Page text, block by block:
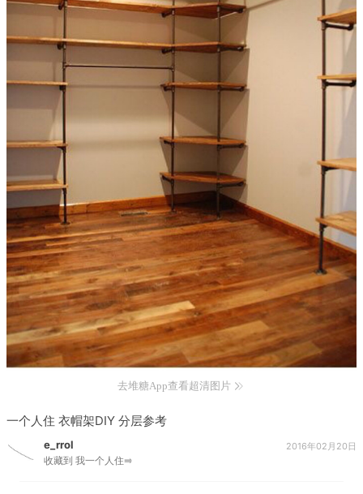
去堆糖App查看超清图片
一个人住 衣帽架DIY 分层参考
e_rrol
收藏到 我一个人住⥤
2016年02月20日